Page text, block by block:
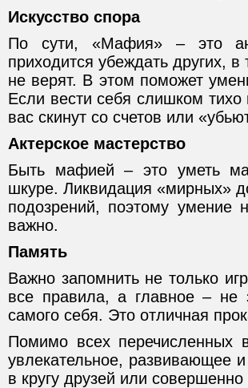
Искусство спора
По сути, «Мафия» – это
приходится убеждать других,
не верят. В этом поможет
Если вести себя слишком
вас скинут со счетов или
Актерское мастерство
Быть мафией – это уметь
шкуре. Ликвидация «мирных»
подозрений, поэтому умение
важно.
Память
Важно запомнить не только
все правила, а главное – не
самого себя. Это отличная
Помимо всех
увлекательное, развивающее
в кругу друзей или